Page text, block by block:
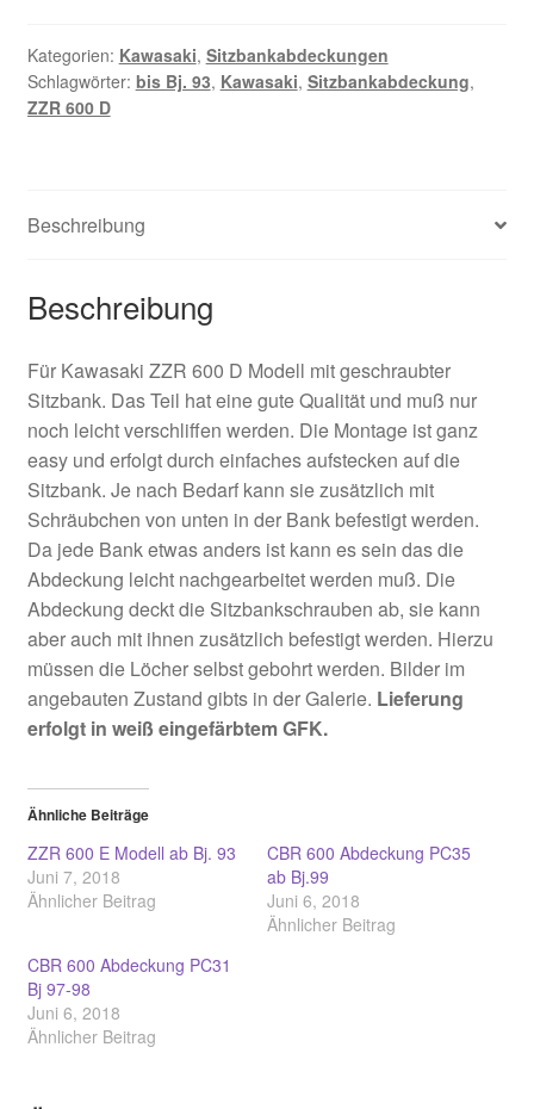
bis
Bj.
93
Kategorien: Kawasaki, Sitzbankabdeckungen
Schlagwörter: bis Bj. 93, Kawasaki, Sitzbankabdeckung,
ZZR 600 D
Beschreibung
Beschreibung
Für Kawasaki ZZR 600 D Modell mit geschraubter
Sitzbank. Das Teil hat eine gute Qualität und muß nur
noch leicht verschliffen werden. Die Montage ist ganz
easy und erfolgt durch einfaches aufstecken auf die
Sitzbank. Je nach Bedarf kann sie zusätzlich mit
Schräubchen von unten in der Bank befestigt werden.
Da jede Bank etwas anders ist kann es sein das die
Abdeckung leicht nachgearbeitet werden muß. Die
Abdeckung deckt die Sitzbankschrauben ab, sie kann
aber auch mit ihnen zusätzlich befestigt werden. Hierzu
müssen die Löcher selbst gebohrt werden. Bilder im
angebauten Zustand gibts in der Galerie. Lieferung
erfolgt in weiß eingefärbtem GFK.
Ähnliche Beiträge
ZZR 600 E Modell ab Bj. 93
Juni 7, 2018
Ähnlicher Beitrag
CBR 600 Abdeckung PC35
ab Bj.99
Juni 6, 2018
Ähnlicher Beitrag
CBR 600 Abdeckung PC31
Bj 97-98
Juni 6, 2018
Ähnlicher Beitrag